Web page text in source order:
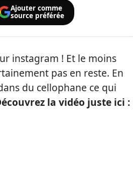
Ajouter comme
source préférée
instagram ! Et le moins
pas en reste. En
du cellophane ce qui
la vidéo juste ici :